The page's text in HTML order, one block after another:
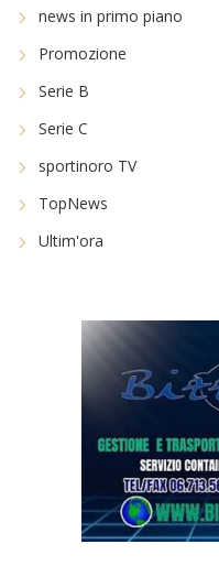
news in primo piano
Promozione
Serie B
Serie C
sportinoro TV
TopNews
Ultim'ora